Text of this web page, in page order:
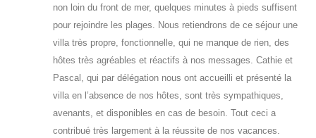
non loin du front de mer, quelques minutes à pieds suffisent
pour rejoindre les plages. Nous retiendrons de ce séjour une
villa très propre, fonctionnelle, qui ne manque de rien, des
hôtes très agréables et réactifs à nos messages. Cathie et
Pascal, qui par délégation nous ont accueilli et présenté la
villa en l’absence de nos hôtes, sont très sympathiques,
avenants, et disponibles en cas de besoin. Tout ceci a
contribué très largement à la réussite de nos vacances.